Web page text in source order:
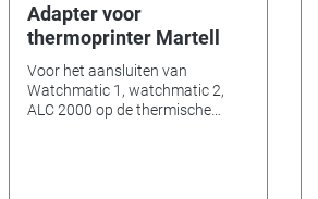
Adapter voor
thermoprinter Martell
Voor het aansluiten van
Watchmatic 1, watchmatic 2,
ALC 2000 op de thermische